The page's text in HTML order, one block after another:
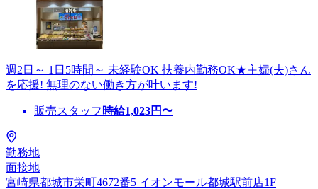
週2日～ 1日5時間～ 未経験OK 扶養内勤務OK★主婦(夫)さん
を応援! 無理のない働き方が叶います!
販売スタッフ 時給1,023円〜
勤務地
面接地
宮崎県都城市栄町4672番5 イオンモール都城駅前店1F